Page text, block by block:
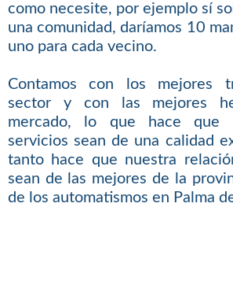
como necesite, por ejemplo sí
una comunidad, daríamos 10
uno para cada vecino.
Contamos con los mejores
sector y con las mejores
mercado, lo que hace que
servicios sean de una calidad
tanto hace que nuestra
sean de las mejores de la
de los automatismos en Palma